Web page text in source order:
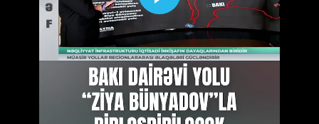
“Bakı Dairəvi yolu Ziya Bünyadov
prospekti ilə birləşdiriləcək”